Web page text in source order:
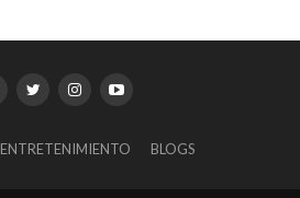
ENTRETENIMIENTO BLOGS